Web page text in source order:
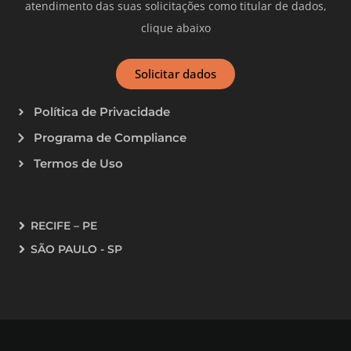
atendimento das suas solicitações como titular de dados,
clique abaixo
Solicitar dados
Política de Privacidade
Programa de Compliance
Termos de Uso
RECIFE – PE
SÃO PAULO - SP